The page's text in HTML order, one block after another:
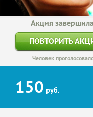
Акция
ПОВТОРИТЬ
Человек
150 руб.